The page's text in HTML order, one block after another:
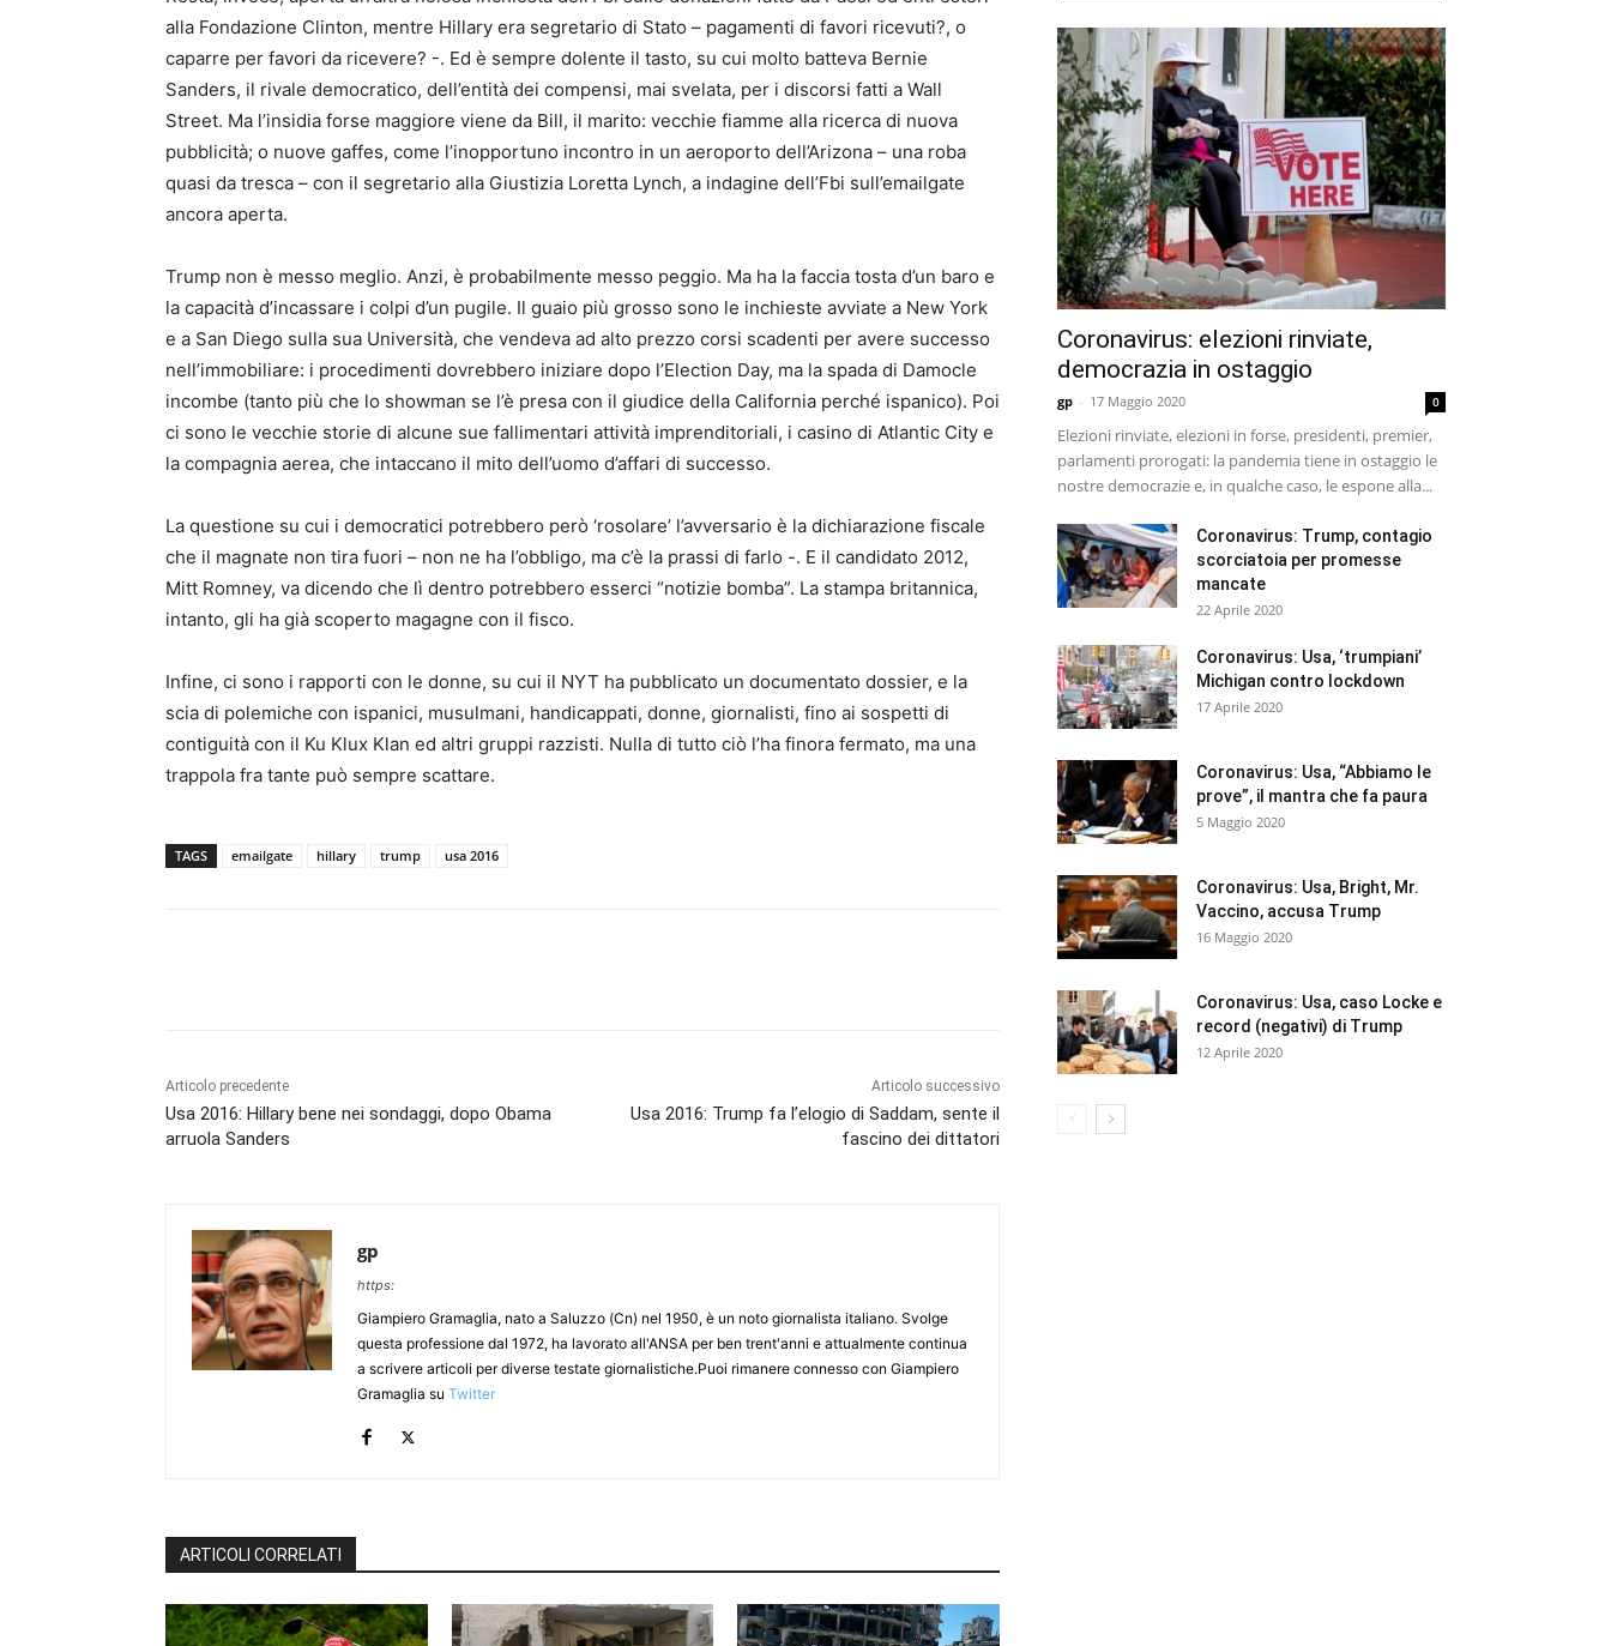
alla Fondazione Clinton, mentre Hillary era segretario di Stato – pagamenti di favori ricevuti?, o
caparre per favori da ricevere? -. Ed è sempre dolente il tasto, su cui molto batteva Bernie
Sanders, il rivale democratico, dell’entità dei compensi, mai svelata, per i discorsi fatti a Wall
Street. Ma l’insidia forse maggiore viene da Bill, il marito: vecchie fiamme alla ricerca di nuova
pubblicità; o nuove gaffes, come l’inopportuno incontro in un aeroporto dell’Arizona – una roba
quasi da tresca – con il segretario alla Giustizia Loretta Lynch, a indagine dell’Fbi sull’emailgate
ancora aperta.
Trump non è messo meglio. Anzi, è probabilmente messo peggio. Ma ha la faccia tosta d’un baro e
la capacità d’incassare i colpi d’un pugile. Il guaio più grosso sono le inchieste avviate a New York
e a San Diego sulla sua Università, che vendeva ad alto prezzo corsi scadenti per avere successo
nell’immobiliare: i procedimenti dovrebbero iniziare dopo l’Election Day, ma la spada di Damocle
incombe (tanto più che lo showman se l’è presa con il giudice della California perché ispanico). Poi
ci sono le vecchie storie di alcune sue fallimentari attività imprenditoriali, i casino di Atlantic City e
la compagnia aerea, che intaccano il mito dell’uomo d’affari di successo.
La questione su cui i democratici potrebbero però ‘rosolare’ l’avversario è la dichiarazione fiscale
che il magnate non tira fuori – non ne ha l’obbligo, ma c’è la prassi di farlo -. E il candidato 2012,
Mitt Romney, va dicendo che lì dentro potrebbero esserci “notizie bomba”. La stampa britannica,
intanto, gli ha già scoperto magagne con il fisco.
Infine, ci sono i rapporti con le donne, su cui il NYT ha pubblicato un documentato dossier, e la
scia di polemiche con ispanici, musulmani, handicappati, donne, giornalisti, fino ai sospetti di
contiguità con il Ku Klux Klan ed altri gruppi razzisti. Nulla di tutto ciò l’ha finora fermato, ma una
trappola fra tante può sempre scattare.
TAGS emailgate hillary trump usa 2016
Articolo precedente
Usa 2016: Hillary bene nei sondaggi, dopo Obama
arruola Sanders
Articolo successivo
Usa 2016: Trump fa l’elogio di Saddam, sente il
fascino dei dittatori
gp
https:
Giampiero Gramaglia, nato a Saluzzo (Cn) nel 1950, è un noto giornalista italiano. Svolge
questa professione dal 1972, ha lavorato all'ANSA per ben trent'anni e attualmente continua
a scrivere articoli per diverse testate giornalistiche.Puoi rimanere connesso con Giampiero
Gramaglia su Twitter
ARTICOLI CORRELATI
Coronavirus: elezioni rinviate,
democrazia in ostaggio
gp - 17 Maggio 2020 0
Elezioni rinviate, elezioni in forse, presidenti, premier,
parlamenti prorogati: la pandemia tiene in ostaggio le
nostre democrazie e, in qualche caso, le espone alla...
Coronavirus: Trump, contagio
scorciatoia per promesse
mancate
22 Aprile 2020
Coronavirus: Usa, ‘trumpiani’
Michigan contro lockdown
17 Aprile 2020
Coronavirus: Usa, “Abbiamo le
prove”, il mantra che fa paura
5 Maggio 2020
Coronavirus: Usa, Bright, Mr.
Vaccino, accusa Trump
16 Maggio 2020
Coronavirus: Usa, caso Locke e
record (negativi) di Trump
12 Aprile 2020